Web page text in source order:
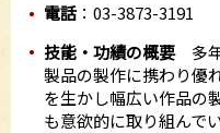
電話：03-3873-3191
技能・功績の概要多年
製品の製作に携わり優
を生かし幅広い作品の
も意欲的に取り組んでい